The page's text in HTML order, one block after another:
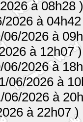
à 08h28 )
2026 à
06/2026 à
à 12h07 )
2026 à
06/2026 à
06/2026 à
à 22h07 )